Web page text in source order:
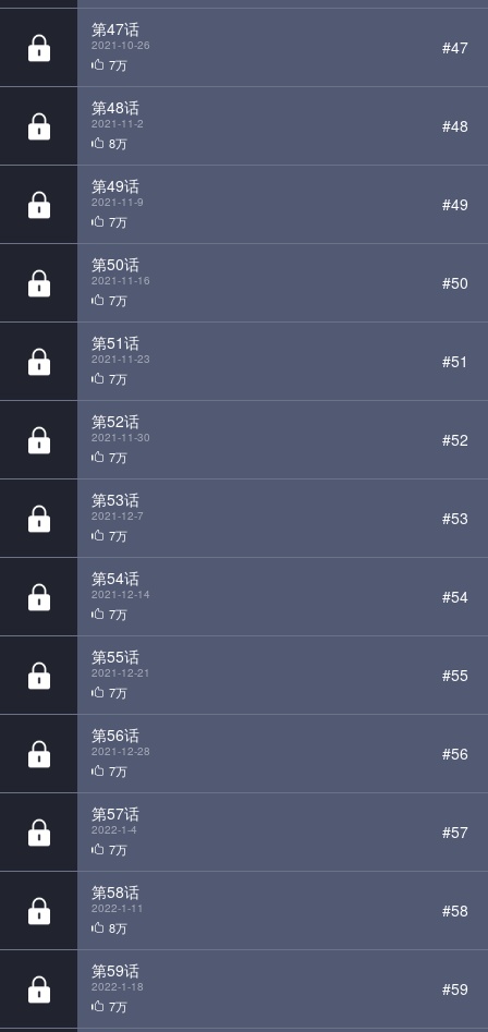
第48话
2021-11-2
8万
#48
第49话
2021-11-9
7万
#49
第50话
2021-11-16
7万
#50
第51话
2021-11-23
7万
#51
第52话
2021-11-30
7万
#52
第53话
2021-12-7
7万
#53
第54话
2021-12-14
7万
#54
第55话
2021-12-21
7万
#55
第56话
2021-12-28
7万
#56
第57话
2022-1-4
7万
#57
第58话
2022-1-11
8万
#58
第59话
2022-1-18
7万
#59
第60话
2022-1-25
7万
#60